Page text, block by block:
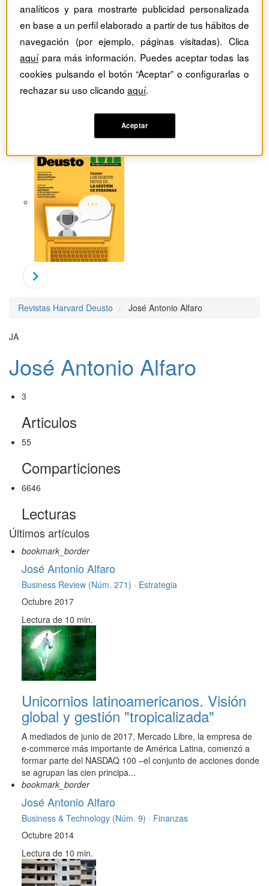
Revistas del mes
Revistas Harvard Deusto José Antonio Alfaro
JA
José Antonio Alfaro
3
Articulos
55
Comparticiones
6646
Lecturas
Últimos artículos
bookmark_border
José Antonio Alfaro
Business Review (Núm. 271) · Estrategia
Octubre 2017
Lectura de 10 min.
Unicornios latinoamericanos. Visión
global y gestión "tropicalizada"
A mediados de junio de 2017, Mercado Libre, la empresa de
e-commerce más importante de América Latina, comenzó a
formar parte del NASDAQ 100 –el conjunto de acciones donde
se agrupan las cien principa...
bookmark_border
José Antonio Alfaro
Business & Technology (Núm. 9) · Finanzas
Octubre 2014
Lectura de 10 min.
analíticos y para mostrarte publicidad personalizada
en base a un perfil elaborado a partir de tus hábitos de
navegación (por ejemplo, páginas visitadas). Clica
aquípara más información. Puedes aceptar todas las
cookies pulsando el botón “Aceptar” o configurarlas o
rechazar su uso clicandoaquí.
Aceptar